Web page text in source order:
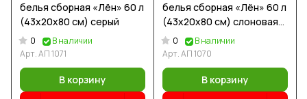
белья сборная «Лён» 60 л
(43х20х80 см) серый
0
В наличии
Арт.АП 1071
В корзину
белья сборная «Лён» 60 л
(43х20х80 см) слоновая
кость
0
В наличии
Арт.АП 1070
В корзину